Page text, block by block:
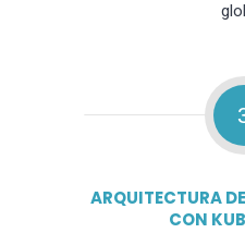
ARQUITECTURA
CON